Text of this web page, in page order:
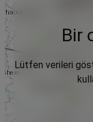
Bir
Lütfen verileri